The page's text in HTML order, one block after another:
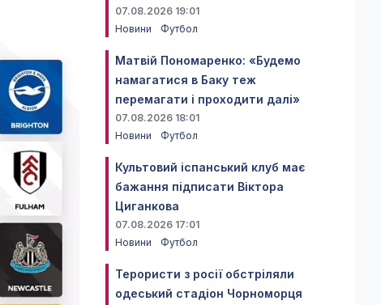
07.08.2026 19:01
Новини
Футбол
Матвій Пономаренко: «Будемо
намагатися в Баку теж
перемагати і проходити далі»
07.08.2026 18:01
Новини
Футбол
Культовий іспанський клуб має
бажання підписати Віктора
Циганкова
07.08.2026 17:01
Новини
Футбол
Терористи з росії обстріляли
одеський стадіон Чорноморця